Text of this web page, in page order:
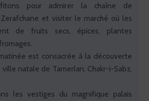
pour admirer la chaîne de
et visiter le marché où les
de fruits secs, épices, plantes
est consacrée à la découverte
ville natale de Tamerlan, Chakr-i-Sabz,
les vestiges du magnifique palais